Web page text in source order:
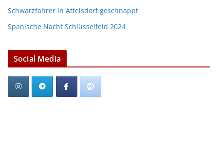
Schwarzfahrer in Attelsdorf geschnappt
Spanische Nacht Schlüsselfeld 2024
Social Media